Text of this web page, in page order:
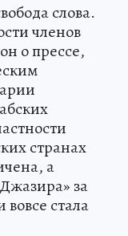
слова.
членов
о прессе,
странах
а
за
стала